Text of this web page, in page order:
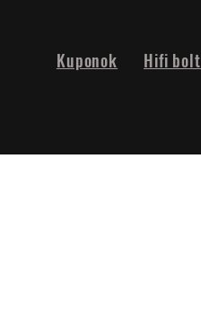
Hifi bolt
Kuponok